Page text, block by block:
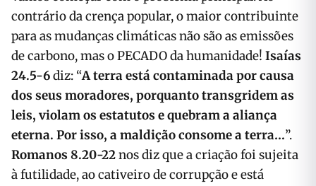
contrário da crença popular, o maior contribuinte
para as mudanças climáticas não são as emissões
de carbono, mas o PECADO da humanidade! Isaías
24.5-6diz: “A terra está contaminada por causa
dos seus moradores, porquanto transgridem as
leis, violam os estatutos e quebram a aliança
eterna. Por isso, a maldição consome a terra…”.
Romanos 8.20-22nos diz que a criação foi sujeita
à futilidade, ao cativeiro de corrupção e está